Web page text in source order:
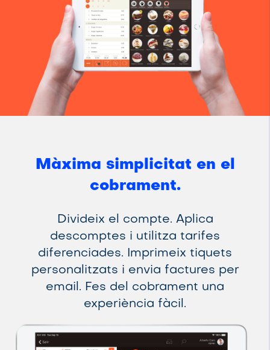
Màxima simplicitat en el
cobrament.
Divideix el compte. Aplica
descomptes i utilitza tarifes
diferenciades. Imprimeix tiquets
personalitzats i envia factures per
email. Fes del cobrament una
experiència fàcil.